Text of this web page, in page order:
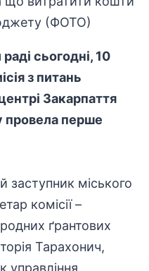
сьогодні, 10
з питань
Закарпаття
перше
заступник міського
комісії –
ґрантових
Тарахонич,
управління